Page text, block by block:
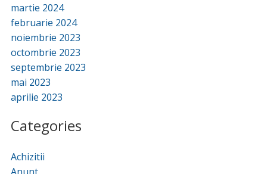
martie 2024
februarie 2024
noiembrie 2023
octombrie 2023
septembrie 2023
mai 2023
aprilie 2023
Categories
Achizitii